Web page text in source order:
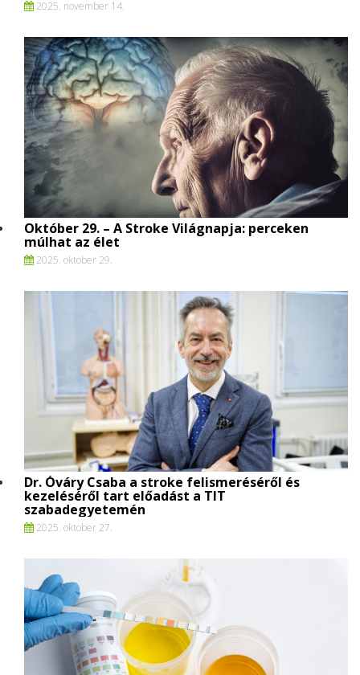
2025. november 14.
Október 29. – A Stroke Világnapja: perceken
múlhat az élet
2025. oktober 29.
Dr. Óváry Csaba a stroke felismeréséről és
kezeléséről tart előadást a TIT
szabadegyetemén
2025. oktober 27.